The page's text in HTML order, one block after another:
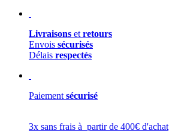
Livraisons et retours
Envois sécurisés
Délais respectés
Paiement sécurisé
3x sans frais à partir de 400€ d'achat